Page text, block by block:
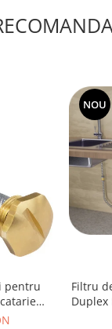
pentru
NOU
Filtru
Duplex